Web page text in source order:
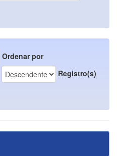
Ordenar por
Registro(s)